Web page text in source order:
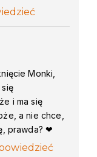
Monki,
się
i ma się
a nie chce,
prawda? ❤